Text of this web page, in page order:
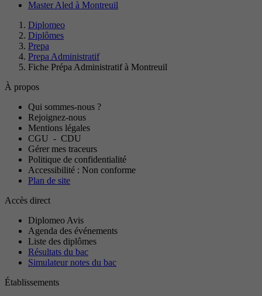
Master Aled à Montreuil
Diplomeo
Diplômes
Prepa
Prepa Administratif
Fiche Prépa Administratif à Montreuil
À propos
Qui sommes-nous ?
Rejoignez-nous
Mentions légales
CGU - CDU
Gérer mes traceurs
Politique de confidentialité
Accessibilité : Non conforme
Plan de site
Accès direct
Diplomeo Avis
Agenda des événements
Liste des diplômes
Résultats du bac
Simulateur notes du bac
Établissements